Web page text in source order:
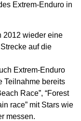
Extrem-Enduro in
2012 wieder eine
auf die
Extrem-Enduro
Teilnahme bereits
Race”, “Forest
race” mit Stars wie
messen.